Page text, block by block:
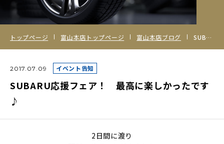
トップページ 富山本店トップページ 富山本店ブログ SUBARU応援フェア！ 最高に楽しかったです♪
2017.07.09 イベント告知
SUBARU応援フェア！ 最高に楽しかったです
♪
2日間に渡り